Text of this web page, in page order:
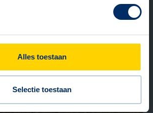
Alles toestaan
Selectie toestaan